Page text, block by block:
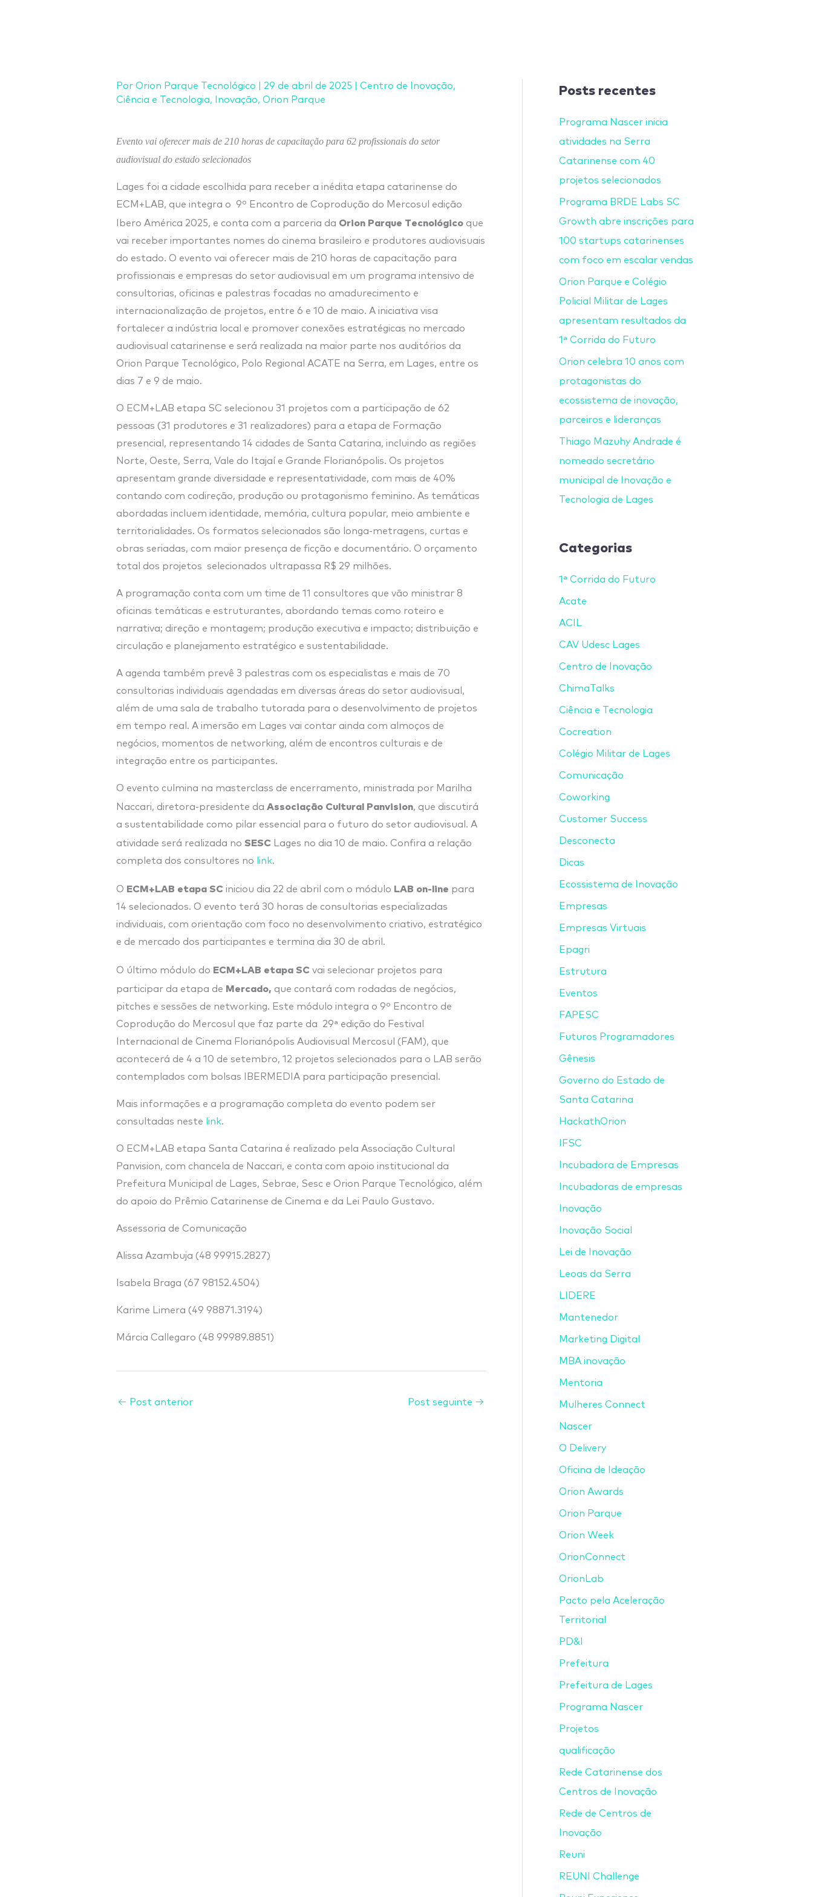
Por Orion Parque Tecnológico 29 de abril de 2025 Centro de Inovação,
Ciência e Tecnologia, Inovação, Orion Parque
Evento vai oferecer mais de 210 horas de capacitação para 62 profissionais do setor
audiovisual do estado selecionados
Lages foi a cidade escolhida para receber a inédita etapa catarinense do
ECM+LAB, que integra o 9º Encontro de Coprodução do Mercosul edição
Ibero América 2025, e conta com a parceria da Orion Parque Tecnológico que
vai receber importantes nomes do cinema brasileiro e produtores audiovisuais
do estado. O evento vai oferecer mais de 210 horas de capacitação para
profissionais e empresas do setor audiovisual em um programa intensivo de
consultorias, oficinas e palestras focadas no amadurecimento e
internacionalização de projetos, entre 6 e 10 de maio. A iniciativa visa
fortalecer a indústria local e promover conexões estratégicas no mercado
audiovisual catarinense e será realizada na maior parte nos auditórios da
Orion Parque Tecnológico, Polo Regional ACATE na Serra, em Lages, entre os
dias 7 e 9 de maio.
O ECM+LAB etapa SC selecionou 31 projetos com a participação de 62
pessoas (31 produtores e 31 realizadores) para a etapa de Formação
presencial, representando 14 cidades de Santa Catarina, incluindo as regiões
Norte, Oeste, Serra, Vale do Itajaí e Grande Florianópolis. Os projetos
apresentam grande diversidade e representatividade, com mais de 40%
contando com codireção, produção ou protagonismo feminino. As temáticas
abordadas incluem identidade, memória, cultura popular, meio ambiente e
territorialidades. Os formatos selecionados são longa-metragens, curtas e
obras seriadas, com maior presença de ficção e documentário. O orçamento
total dos projetos selecionados ultrapassa R$ 29 milhões.
A programação conta com um time de 11 consultores que vão ministrar 8
oficinas temáticas e estruturantes, abordando temas como roteiro e
narrativa; direção e montagem; produção executiva e impacto; distribuição e
circulação e planejamento estratégico e sustentabilidade.
A agenda também prevê 3 palestras com os especialistas e mais de 70
consultorias individuais agendadas em diversas áreas do setor audiovisual,
além de uma sala de trabalho tutorada para o desenvolvimento de projetos
em tempo real. A imersão em Lages vai contar ainda com almoços de
negócios, momentos de networking, além de encontros culturais e de
integração entre os participantes.
O evento culmina na masterclass de encerramento, ministrada por Marilha
Naccari, diretora-presidente da Associação Cultural Panvision, que discutirá
a sustentabilidade como pilar essencial para o futuro do setor audiovisual. A
atividade será realizada no SESC Lages no dia 10 de maio. Confira a relação
completa dos consultores no link.
O ECM+LAB etapa SC iniciou dia 22 de abril com o módulo LAB on-line para
14 selecionados. O evento terá 30 horas de consultorias especializadas
individuais, com orientação com foco no desenvolvimento criativo, estratégico
e de mercado dos participantes e termina dia 30 de abril.
O último módulo do ECM+LAB etapa SC vai selecionar projetos para
participar da etapa de Mercado, que contará com rodadas de negócios,
pitches e sessões de networking. Este módulo integra o 9º Encontro de
Coprodução do Mercosul que faz parte da 29ª edição do Festival
Internacional de Cinema Florianópolis Audiovisual Mercosul (FAM), que
acontecerá de 4 a 10 de setembro, 12 projetos selecionados para o LAB serão
contemplados com bolsas IBERMEDIA para participação presencial.
Mais informações e a programação completa do evento podem ser
consultadas neste link.
O ECM+LAB etapa Santa Catarina é realizado pela Associação Cultural
Panvision, com chancela de Naccari, e conta com apoio institucional da
Prefeitura Municipal de Lages, Sebrae, Sesc e Orion Parque Tecnológico, além
do apoio do Prêmio Catarinense de Cinema e da Lei Paulo Gustavo.
Assessoria de Comunicação
Alissa Azambuja (48 99915.2827)
Isabela Braga (67 98152.4504)
Karime Limera (49 98871.3194)
Márcia Callegaro (48 99989.8851)
← Post anterior Post seguinte →
Posts recentes
Programa Nascer inicia
atividades na Serra
Catarinense com 40
projetos selecionados
Programa BRDE Labs SC
Growth abre inscrições para
100 startups catarinenses
com foco em escalar vendas
Orion Parque e Colégio
Policial Militar de Lages
apresentam resultados da
1ª Corrida do Futuro
Orion celebra 10 anos com
protagonistas do
ecossistema de inovação,
parceiros e lideranças
Thiago Mazuhy Andrade é
nomeado secretário
municipal de Inovação e
Tecnologia de Lages
Categorias
1ª Corrida do Futuro
Acate
ACIL
CAV Udesc Lages
Centro de Inovação
ChimaTalks
Ciência e Tecnologia
Cocreation
Colégio Militar de Lages
Comunicação
Coworking
Customer Success
Desconecta
Dicas
Ecossistema de Inovação
Empresas
Empresas Virtuais
Epagri
Estrutura
Eventos
FAPESC
Futuros Programadores
Gênesis
Governo do Estado de
Santa Catarina
HackathOrion
IFSC
Incubadora de Empresas
Incubadoras de empresas
Inovação
Inovação Social
Lei de Inovação
Leoas da Serra
LIDERE
Mantenedor
Marketing Digital
MBA inovação
Mentoria
Mulheres Connect
Nascer
O Delivery
Oficina de Ideação
Orion Awards
Orion Parque
Orion Week
OrionConnect
OrionLab
Pacto pela Aceleração
Territorial
PD&I
Prefeitura
Prefeitura de Lages
Programa Nascer
Projetos
qualificação
Rede Catarinense dos
Centros de Inovação
Rede de Centros de
Inovação
Reuni
REUNI Challenge